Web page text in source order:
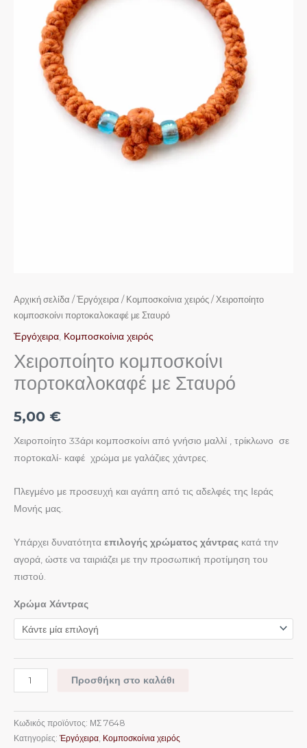
Αρχική σελίδα / Ἐργόχειρα / Κομποσκοίνια χειρός / Χειροποίητο
κομποσκοίνι πορτοκαλοκαφέ με Σταυρό
Ἐργόχειρα Κομποσκοίνια χειρός
Χειροποίητο κομποσκοίνι
πορτοκαλοκαφέ με Σταυρό
5,00 €
Χειροποίητο 33άρι κομποσκοίνι από γνήσιο μαλλί , τρίκλωνο σε
πορτοκαλί- καφέ χρώμα με γαλάζιες χάντρες.
Πλεγμένο με προσευχή και αγάπη από τις αδελφές της Ιεράς
Μονής μας.
Υπάρχει δυνατότητα επιλογής χρώματος χάντρας κατά την
αγορά, ώστε να ταιριάζει με την προσωπική προτίμηση του
πιστού.
Χρώμα Χάντρας
Προσθήκη στο καλάθι
Κωδικός προϊόντος: ΜΣ 7648
Κατηγορίες: Ἐργόχειρα, Κομποσκοίνια χειρός